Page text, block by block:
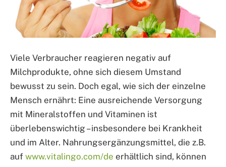
Viele Verbraucher reagieren negativ auf
Milchprodukte, ohne sich diesem Umstand
bewusst zu sein. Doch egal, wie sich der einzelne
Mensch ernährt: Eine ausreichende Versorgung
mit Mineralstoffen und Vitaminen ist
überlebenswichtig – insbesondere bei Krankheit
und im Alter. Nahrungsergänzungsmittel, die z.B.
auf www.vitalingo.com/de erhältlich sind, können